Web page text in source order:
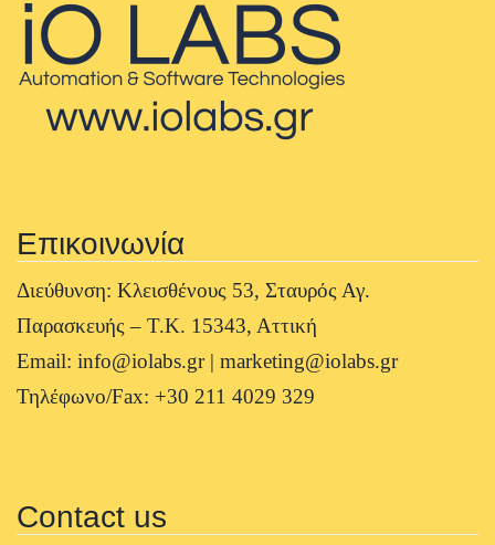
Επικοινωνία
Διεύθυνση: Κλεισθένους 53, Σταυρός Αγ.
Παρασκευής – Τ.Κ. 15343, Αττική
Email: info@iolabs.gr | marketing@iolabs.gr
Τηλέφωνο/Fax: +30 211 4029 329
Contact us